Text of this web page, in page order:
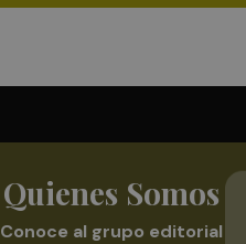
Quienes Somos
Conoce al grupo editorial